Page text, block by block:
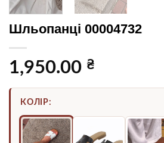
Шльопанці 00004732
1,950.00 ₴
КОЛІР: